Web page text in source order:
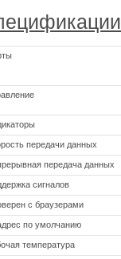
передачи данных
передача данных
сигналов
с браузерами
по умолчанию
температура